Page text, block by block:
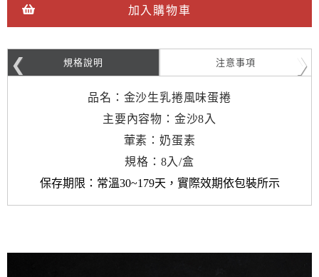
加入購物車
規格說明 注意事項
品名：金沙生乳捲風味蛋捲
主要內容物：金沙8入
葷素：奶蛋素
規格：8入/盒
保存期限：常溫30~179天 ，實際效期依包裝所示